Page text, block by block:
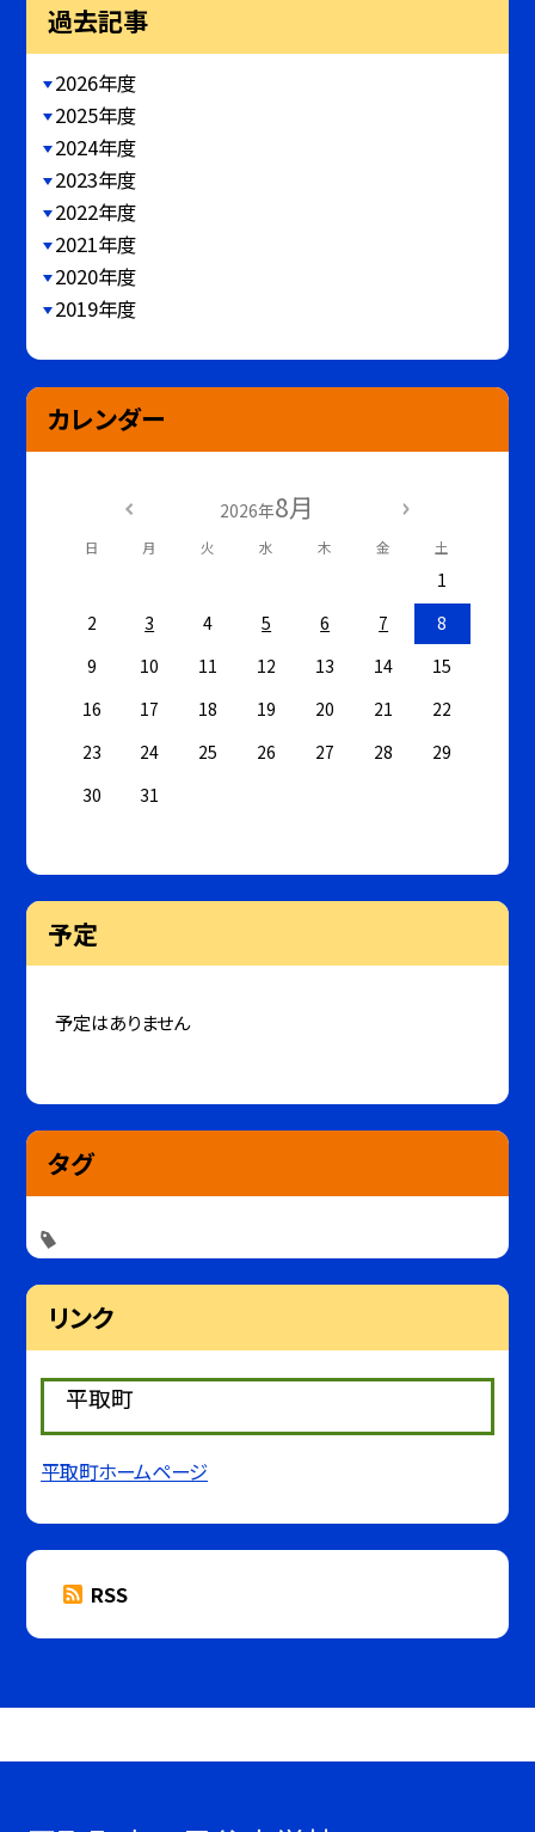
過去記事
2026年度
2025年度
2024年度
2023年度
2022年度
2021年度
2020年度
2019年度
カレンダー
2026年8月
日 月 火 水 木 金 土
1
2
3 4 5 6 7
8
9
10 11 12 13 14
15
16
17 18 19 20 21
22
23
24 25 26 27 28
29
30
31
予定
予定はありません
タグ
リンク
平取町
平取町ホームページ
RSS